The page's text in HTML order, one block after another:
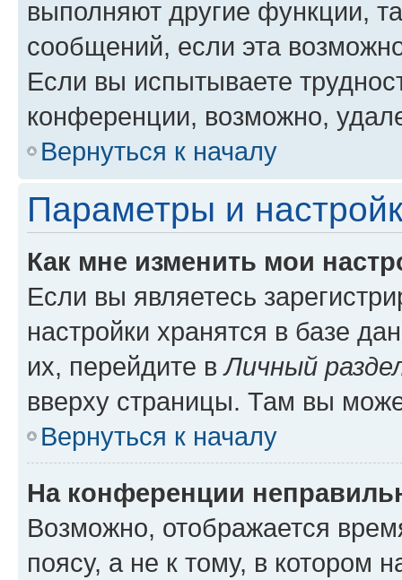
выполняют другие функции,
сообщений, если эта
Если вы испытываете
конференции, возможно,
Вернуться к началу
Параметры и
Как мне изменить мои
Если вы являетесь
настройки хранятся в базе
их, перейдите вЛичный
вверху страницы. Там вы
Вернуться к началу
На конференции
Возможно, отображается
поясу, а не к тому, в котором